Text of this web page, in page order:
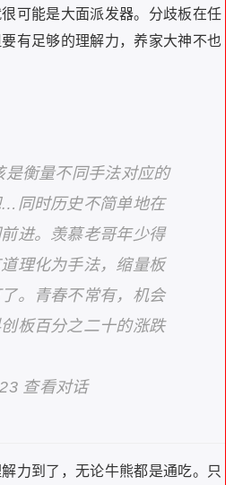
可能是大面派发器。分歧板在任
有足够的理解力，养家大神不也
是衡量不同手法对应的
同时历史不简单地在
进。羡慕老哥年少得
理化为手法，缩量板
。青春不常有，机会
板百分之二十的涨跌
查看对话
力到了，无论牛熊都是通吃。只